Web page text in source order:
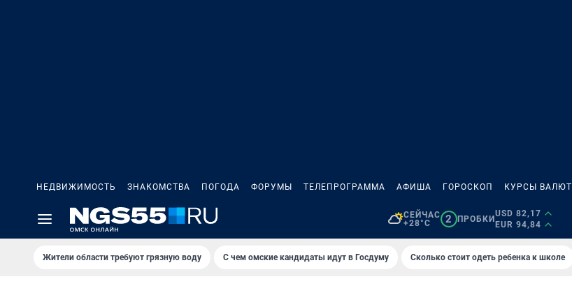
НЕДВИЖИМОСТЬ ЗНАКОМСТВА ПОГОДА ФОРУМЫ ТЕЛЕПРОГРАММА АФИША ГОРОСКОП КУРСЫ ВАЛЮТ
СЕЙЧАС
+28°C
2 ПРОБКИ
USD 82,17
EUR 94,84
Жители области требуют грязную воду С чем омские кандидаты идут в Госдуму Сколько стоит одеть ребенка к школе